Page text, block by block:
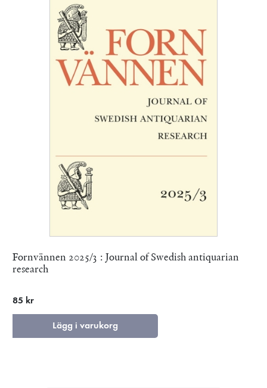
Fornvännen 2025/3 : Journal of Swedish antiquarian
research
85 kr
Lägg i varukorg